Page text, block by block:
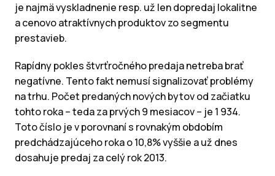
je najmä vyskladnenie resp. už len dopredaj lokalitne
a cenovo atraktívnych produktov zo segmentu
prestavieb.
Rapídny pokles štvrťročného predaja netreba brať
negatívne. Tento fakt nemusí signalizovať problémy
na trhu. Počet predaných nových bytov od začiatku
tohto roka – teda za prvých 9 mesiacov – je 1 934.
Toto číslo je v porovnaní s rovnakým obdobím
predchádzajúceho roka o 10,8% vyššie a už dnes
dosahuje predaj za celý rok 2013.